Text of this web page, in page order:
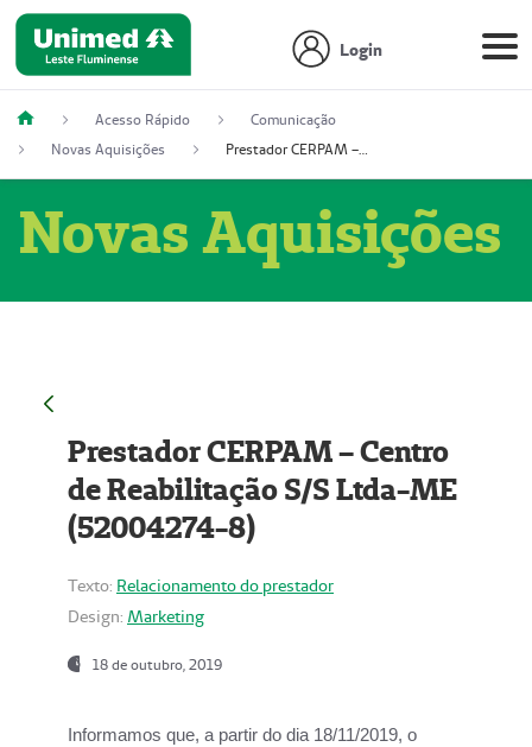
Login
Acesso Rápido
Comunicação
Novas Aquisições
Prestador CERPAM – Centro de Reabilitação S/S Ltda-ME (52004274-8)
Novas Aquisições
Prestador CERPAM – Centro
de Reabilitação S/S Ltda-ME
(52004274-8)
Texto: Relacionamento do prestador
Design: Marketing
18 de outubro, 2019
Informamos que, a partir do dia 18/11/2019, o